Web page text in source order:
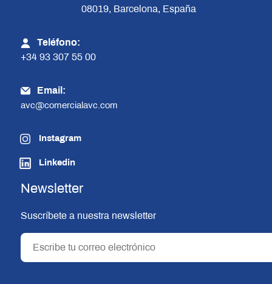
08019, Barcelona, España
Teléfono:
+34 93 307 55 00
Email:
avc@comercialavc.com
Instagram
Linkedin
Newsletter
Suscríbete a nuestra newsletter